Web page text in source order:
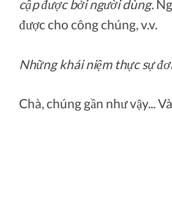
cập được bởi người dùng.
được cho công chúng, v.v.
Những khái niệm thực sự
Chà, chúng gần như vậy...